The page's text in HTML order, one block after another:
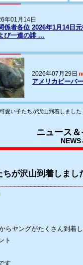
年12月31日
上の名誉毀損行為に対す
2026年07月16
フェレット(
愛い子たちが沢山到着しました
ニュース
が沢山到着しまし
らヤングがたくさん到着し
ト
す